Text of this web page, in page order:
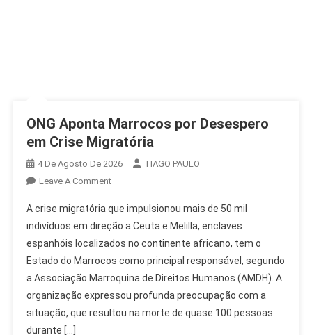
ONG Aponta Marrocos por Desespero
em Crise Migratória
4 De Agosto De 2026
TIAGO PAULO
Leave A CommentOn
Aponta
Marrocos
Por
Desespero
Em
Crise
Migratória
A crise migratória que impulsionou mais de 50 mil
indivíduos em direção a Ceuta e Melilla, enclaves
espanhóis localizados no continente africano, tem o
Estado do Marrocos como principal responsável, segundo
a Associação Marroquina de Direitos Humanos (AMDH). A
organização expressou profunda preocupação com a
situação, que resultou na morte de quase 100 pessoas
durante […]